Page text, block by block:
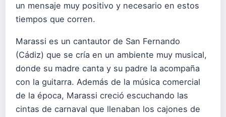
un mensaje muy positivo y necesario en estos
tiempos que corren.
Marassi es un cantautor de San Fernando
(Cádiz) que se cría en un ambiente muy musical,
donde su madre canta y su padre la acompaña
con la guitarra. Además de la música comercial
de la época, Marassi creció escuchando las
cintas de carnaval que llenaban los cajones de